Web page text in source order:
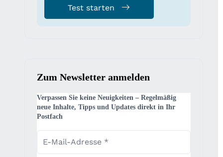
Test starten
Zum Newsletter anmelden
Verpassen Sie keine Neuigkeiten – Regelmäßig
neue Inhalte, Tipps und Updates direkt in Ihr
Postfach